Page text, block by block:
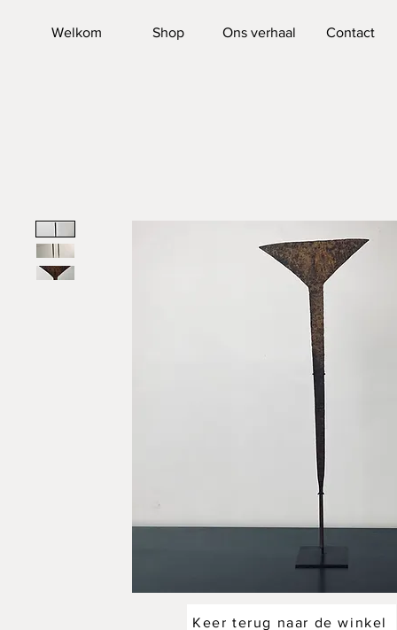
Welkom Shop Ons verhaal Contact
Keer terug naar de winkel